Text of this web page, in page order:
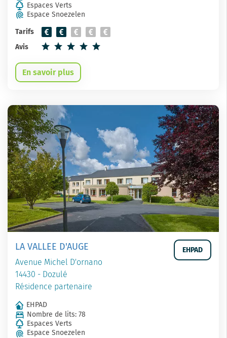
Espaces Verts
Espace Snoezelen
Tarifs
Avis
En savoir plus
LA VALLEE D'AUGE
Avenue Michel D'ornano
14430 - Dozulé
Résidence partenaire
EHPAD
EHPAD
Nombre de lits: 78
Espaces Verts
Espace Snoezelen